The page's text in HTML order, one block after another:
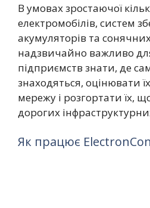
В умовах зростаючої
електромобілів, систем
акумуляторів та
надзвичайно важливо
підприємств знати, де
знаходяться, оцінювати
мережу і розгортати їх,
дорогих
Як працює